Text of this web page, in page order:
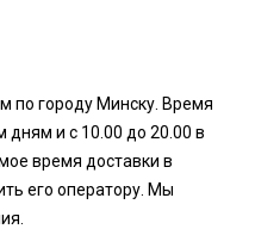
по городу Минску. Время
дням и с 10.00 до 20.00 в
время доставки в
его оператору. Мы